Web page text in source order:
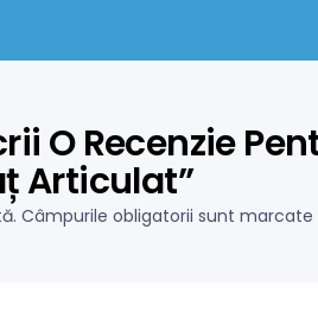
O Recenzie
Articulat”
Câmpurile obligatorii sunt marcate